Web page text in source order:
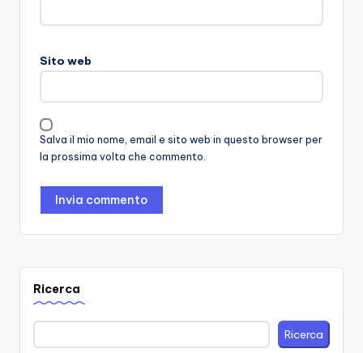
Sito web
Salva il mio nome, email e sito web in questo browser per
la prossima volta che commento.
Ricerca
Ricerca